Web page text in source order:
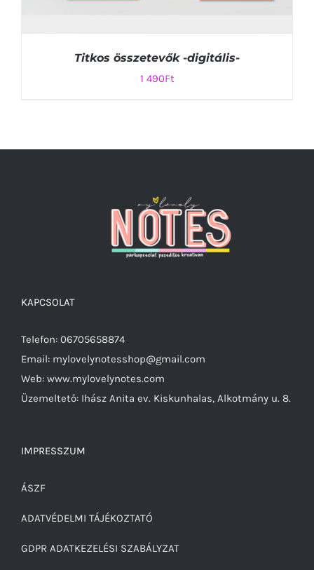
Titkos összetevők -digitális-
1 490Ft
KAPCSOLAT
Telefon: 06705658874
Email: mylovelynotesshop@gmail.com
Web: www.mylovelynotes.com
Üzemeltető: Ihász Anita ev. Kiskunhalas, Alkotmány u. 8.
IMPRESSZUM
ÁSZF
ADATVÉDELMI TÁJÉKOZTATÓ
GDPR ADATKEZELÉSI SZABÁLYZAT